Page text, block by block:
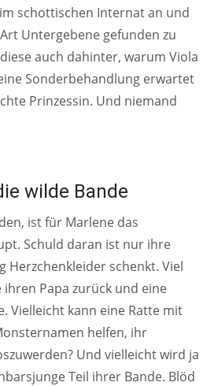
schottischen Internat an und
Untergebene gefunden zu
auch dahinter, warum Viola
Sonderbehandlung erwartet
Prinzessin. Und niemand
wilde Bande
ist für Marlene das
Schuld daran ist nur ihre
Herzchenkleider schenkt. Viel
Papa zurück und eine
Vielleicht kann eine Ratte mit
helfen, ihr
Und vielleicht wird ja
Teil ihrer Bande. Blöd